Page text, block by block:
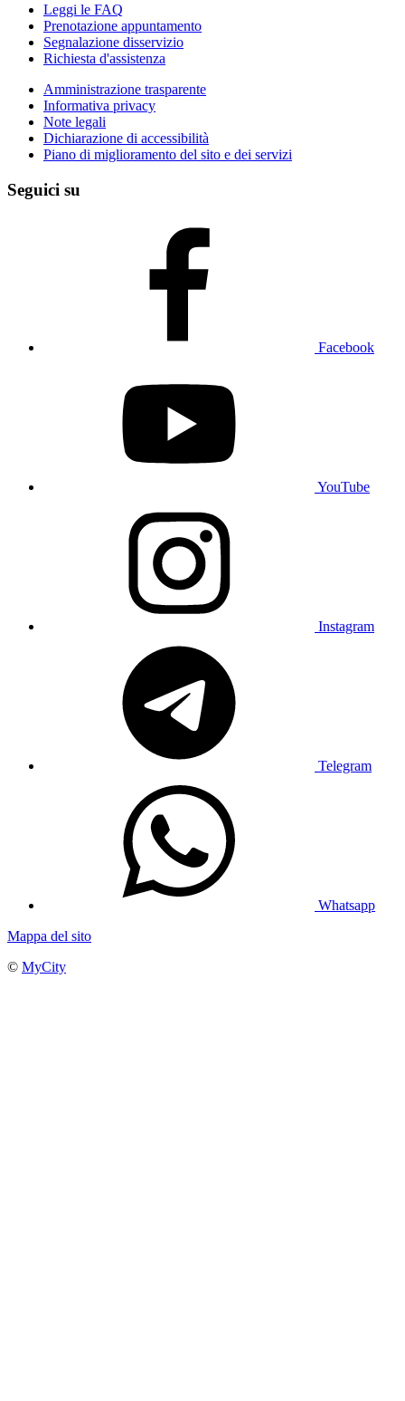
Leggi le FAQ
Prenotazione appuntamento
Segnalazione disservizio
Richiesta d'assistenza
Amministrazione trasparente
Informativa privacy
Note legali
Dichiarazione di accessibilità
Piano di miglioramento del sito e dei servizi
Seguici su
Facebook
YouTube
Instagram
Telegram
Whatsapp
Mappa del sito
© MyCity